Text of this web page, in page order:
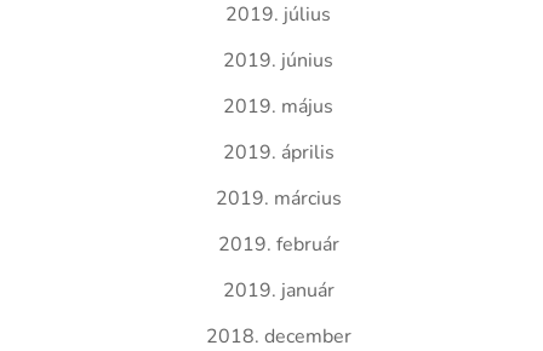
2019. július
2019. június
2019. május
2019. április
2019. március
2019. február
2019. január
2018. december